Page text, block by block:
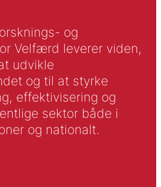
og
Velfærd leverer viden,
udvikle
og til at styrke
effektivisering og
sektor både i
og nationalt.